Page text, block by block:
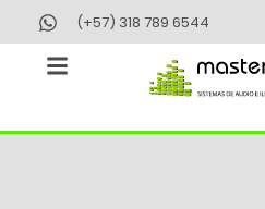
contenido
(+57) 318 789 6544